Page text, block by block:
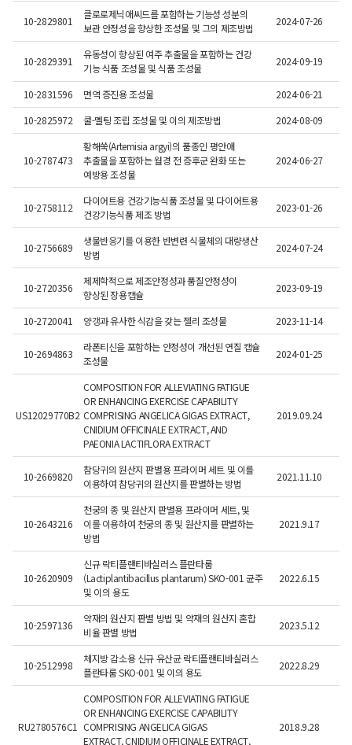
10-2829801
클로로제닉애씨드를 포함하는 기능성 성분의
보관 안정성을 향상한 조성물 및 그의 제조방법
2024-07-26
10-2829391
유동성이 향상된 여주 추출물을 포함하는 건강
기능 식품 조성물 및 식품 조성물
2024-09-19
10-2831596 면역 증진용 조성물 2024-06-21
10-2825972
쿨-멜팅 조립 조성물 및 이의 제조방법 2024-08-09
10-2787473
황해쑥(Artemisia argyi)의 품종인 평안애
추출물을 포함하는 월경 전 증후군 완화 또는
예방용 조성물
2024-06-27
10-2758112
다이어트용 건강기능식품 조성물 및 다이어트용
건강기능식품 제조 방법
2023-01-26
10-2756689
생물반응기를 이용한 반변련 식물체의 대량생산
방법
2024-07-24
10-2720356
제제학적으로 제조안정성과 품질안정성이
향상된 장용캡슐
2023-09-19
10-2720041 양갱과 유사한 식감을 갖는 젤리 조성물 2023-11-14
10-2694863
라폰티신을 포함하는 안정성이 개선된 연질 캡슐
조성물
2024-01-25
US12029770B2
COMPOSITION FOR ALLEVIATING FATIGUE
OR ENHANCING EXERCISE CAPABILITY
COMPRISING ANGELICA GIGAS EXTRACT,
CNIDIUM OFFICINALE EXTRACT, AND
PAEONIA LACTIFLORA EXTRACT
2019.09.24
10-2669820
참당귀의 원산지 판별용 프라이머 세트 및 이를
이용하여 참당귀의 원산지를 판별하는 방법
2021.11.10
10-2643216
천궁의 종 및 원산지 판별용 프라이머 세트, 및
이를 이용하여 천궁의 종 및 원산지를 판별하는
방법
2021.9.17
10-2620909
신규 락티플랜티바실러스 플란타룸
(Lactiplantibacillus plantarum) SKO-001 균주
및 이의 용도
2022.6.15
10-2597136
약재의 원산지 판별 방법 및 약재의 원산지 혼합
비율 판별 방법
2023.5.12
10-2512998
체지방 감소용 신규 유산균 락티플랜티바실러스
플란타룸 SKO-001 및 이의 용도
2022.8.29
RU2780576C1
COMPOSITION FOR ALLEVIATING FATIGUE
OR ENHANCING EXERCISE CAPABILITY
COMPRISING ANGELICA GIGAS
EXTRACT, CNIDIUM OFFICINALE EXTRACT,
2018.9.28